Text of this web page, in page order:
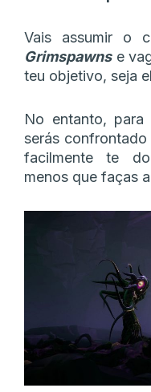
Vais assumir o
Grimspawnse
teu objetivo, seja
No entanto, para
serás
facilmente te
menos que faças